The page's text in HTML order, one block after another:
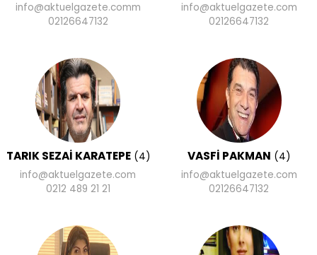
info@aktuelgazete.comm
02126647132
info@aktuelgazete.com
02126647132
TARIK SEZAİ KARATEPE(4)
info@aktuelgazete.com
0212 489 21 21
VASFİ PAKMAN (4)
info@aktuelgazete.com
02126647132